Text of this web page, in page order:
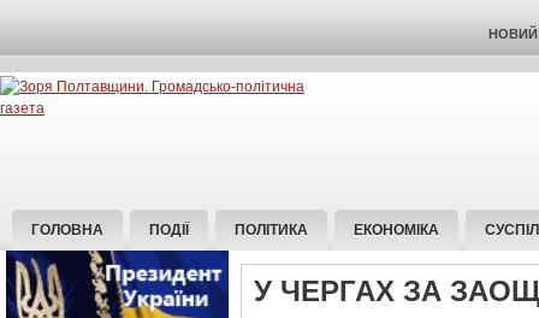
НОВИЙ
ГОЛОВНА ПОДІЇ ПОЛІТИКА ЕКОНОМІКА
У ЧЕРГАХ ЗА